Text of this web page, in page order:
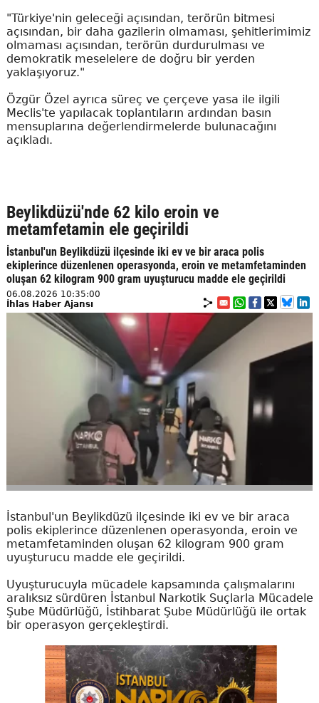
"Türkiye'nin geleceği açısından, terörün bitmesi
açısından, bir daha gazilerin olmaması, şehitlerimimiz
olmaması açısından, terörün durdurulması ve
demokratik meselelere de doğru bir yerden
yaklaşıyoruz."
Özgür Özel ayrıca süreç ve çerçeve yasa ile ilgili
Meclis'te yapılacak toplantıların ardından basın
mensuplarına değerlendirmelerde bulunacağını
açıkladı.
Beylikdüzü'nde 62 kilo eroin ve
metamfetamin ele geçirildi
İstanbul'un Beylikdüzü ilçesinde iki ev ve bir araca polis
ekiplerince düzenlenen operasyonda, eroin ve metamfetaminden
oluşan 62 kilogram 900 gram uyuşturucu madde ele geçirildi
06.08.2026 10:35:00
İhlas Haber Ajansı
İstanbul'un Beylikdüzü ilçesinde iki ev ve bir araca
polis ekiplerince düzenlenen operasyonda, eroin ve
metamfetaminden oluşan 62 kilogram 900 gram
uyuşturucu madde ele geçirildi.
Uyuşturucuyla mücadele kapsamında çalışmalarını
aralıksız sürdüren İstanbul Narkotik Suçlarla Mücadele
Şube Müdürlüğü, İstihbarat Şube Müdürlüğü ile ortak
bir operasyon gerçekleştirdi.